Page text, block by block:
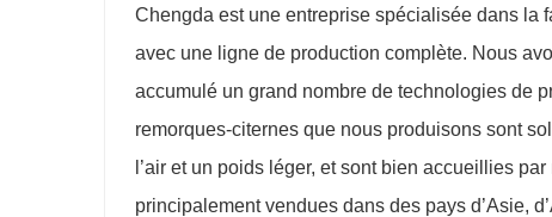
Chengda est une entreprise spécialisée dans la
avec une ligne de production complète. Nous
accumulé un grand nombre de technologies de
remorques-citernes que nous produisons sont
l’air et un poids léger, et sont bien accueillies
principalement vendues dans des pays d’Asie,